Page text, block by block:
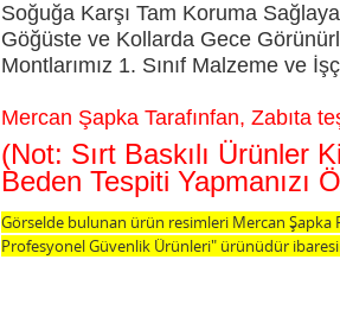
Soğuğa Karşı Tam Koruma
Göğüste ve Kollarda Gece
Montlarımız 1. Sınıf Malzeme ve
Mercan Şapka Tarafınfan, Zabıta
(Not: Sırt Baskılı Ürünler
Beden Tespiti Yapmanızı
Görselde bulunan ürün resimleri Mercan Şapka
Profesyonel Güvenlik Ürünleri" ürünüdür